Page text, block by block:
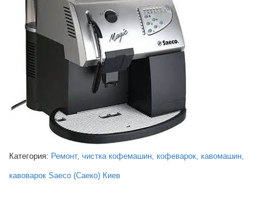
Категория: Ремонт, чистка кофемашин, кофеварок, кавомашин,
кавоварок Saeco (Саеко) Киев